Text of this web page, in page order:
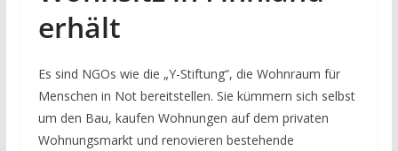
erhält
Es sind NGOs wie die „Y-Stiftung“, die Wohnraum für
Menschen in Not bereitstellen. Sie kümmern sich selbst
um den Bau, kaufen Wohnungen auf dem privaten
Wohnungsmarkt und renovieren bestehende